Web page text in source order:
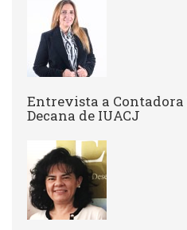
Entrevista a
Decana de IUACJ